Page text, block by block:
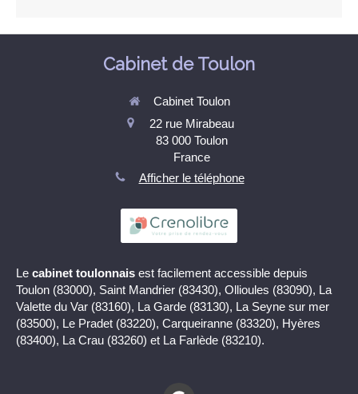
Cabinet de Toulon
Cabinet Toulon
22 rue Mirabeau
83 000 Toulon
France
Afficher le téléphone
Le cabinet toulonnais est facilement accessible depuis
Toulon (83000), Saint Mandrier (83430), Ollioules (83090), La
Valette du Var (83160), La Garde (83130), La Seyne sur mer
(83500), Le Pradet (83220), Carqueiranne (83320), Hyères
(83400), La Crau (83260) et La Farlède (83210).